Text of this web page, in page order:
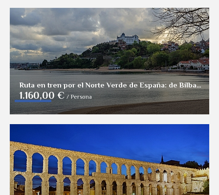
Ruta en tren por el Norte Verde de España: de Bilbao a Santiago
1.160,00 € / Persona